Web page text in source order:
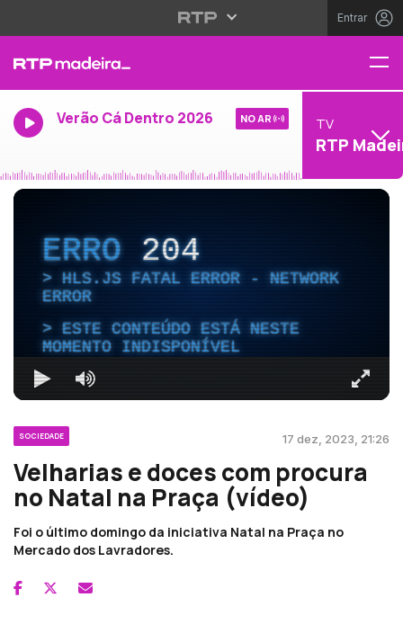
Entrar
Verão Cá Dentro 2026 NO AR TV
RTP
ERRO204
HLS.JS FATAL ERROR - NETWORK
ERROR
ESTE CONTEÚDO ESTÁ NESTE
MOMENTO INDISPONÍVEL
SOCIEDADE 17 dez, 2023, 21:26
Velharias e doces com procura
no Natal na Praça (vídeo)
Foi o último domingo da iniciativa Natal na Praça no
Mercado dos Lavradores.